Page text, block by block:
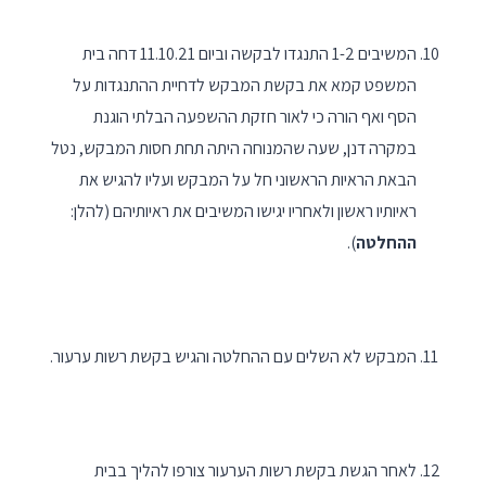
המשיבים 1-2 התנגדו לבקשה וביום 11.10.21 דחה בית
המשפט קמא את בקשת המבקש לדחיית ההתנגדות על
הסף ואף הורה כי לאור חזקת ההשפעה הבלתי הוגנת
במקרה דנן, שעה שהמנוחה היתה תחת חסות המבקש, נטל
הבאת הראיות הראשוני חל על המבקש ועליו להגיש את
ראיותיו ראשון ולאחריו יגישו המשיבים את ראיותיהם (להלן:
ההחלטה).
המבקש לא השלים עם ההחלטה והגיש בקשת רשות ערעור.
לאחר הגשת בקשת רשות הערעור צורפו להליך בבית